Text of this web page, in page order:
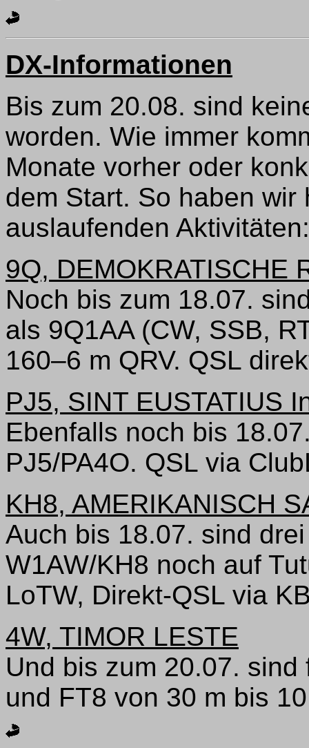
DX-Informationen
Bis zum 20.08. sind
worden. Wie immer
Monate vorher oder
dem Start. So haben
auslaufenden Aktivitäten:
9Q, DEMOKRATISCHE
Noch bis zum 18.07.
als 9Q1AA (CW, SSB,
160–6 m QRV. QSL
PJ5, SINT EUSTATIUS
Ebenfalls noch bis
PJ5/PA4O. QSL via
KH8, AMERIKANISCH
Auch bis 18.07. sind
W1AW/KH8 noch auf
LoTW, Direkt-QSL via
4W, TIMOR LESTE
Und bis zum 20.07.
und FT8 von 30 m bis